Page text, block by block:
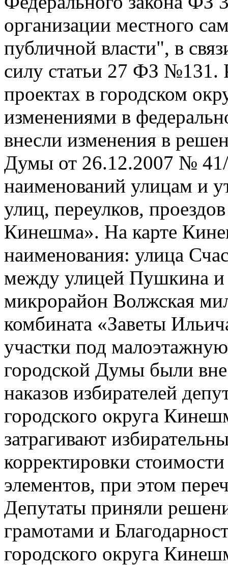
организации местного
публичной власти", в
силу статьи 27 ФЗ №131.
проектах в городском
изменениями в
внесли изменения в
Думы от 26.12.2007 №
наименований улицам и
улиц, переулков,
Кинешма». На карте
наименования: улица
между улицей Пушкина и
микрорайон Волжская
комбината «Заветы
участки под малоэтажную
городской Думы были
наказов избирателей
городского округа
затрагивают
корректировки
элементов, при этом
Депутаты приняли
грамотами и
городского округа